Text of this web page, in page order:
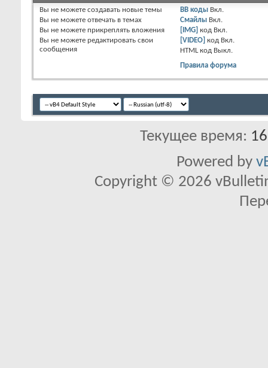
Вы не можете создавать новые темы
Вы не можете отвечать в темах
Вы не можете прикреплять вложения
Вы не можете редактировать свои
сообщения
BB коды Вкл.
Смайлы Вкл.
[IMG] код Вкл.
[VIDEO] код Вкл.
HTML код Выкл.
Правила форума
Текущее время:
Powered by
Copyright © 2026